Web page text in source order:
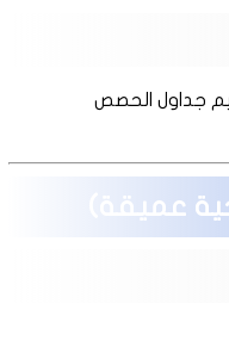
جداول الحصص
عميقة)